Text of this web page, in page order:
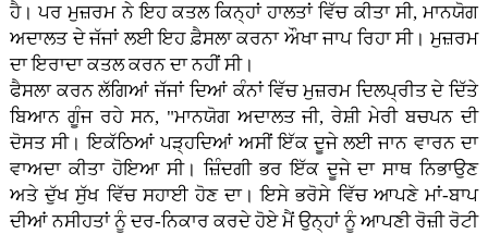
ਹੈ। ਪਰ ਮੁਜ਼ਰਮ ਨੇ ਇਹ ਕਤਲ ਕਿਨ੍ਹਾਂ ਹਾਲਤਾਂ ਵਿੱਚ ਕੀਤਾ ਸੀ, ਮਾਨਯੋਗ
ਅਦਾਲਤ ਦੇ ਜੱਜਾਂ ਲਈ ਇਹ ਫ਼ੈਸਲਾ ਕਰਨਾ ਔਖਾ ਜਾਪ ਰਿਹਾ ਸੀ। ਮੁਜ਼ਰਮ
ਦਾ ਇਰਾਦਾ ਕਤਲ ਕਰਨ ਦਾ ਨਹੀਂ ਸੀ।
ਫੈਸਲਾ ਕਰਨ ਲੱਗਿਆਂ ਜੱਜਾਂ ਦਿਆਂ ਕੰਨਾਂ ਵਿੱਚ ਮੁਜ਼ਰਮ ਦਿਲਪ੍ਰੀਤ ਦੇ ਦਿੱਤੇ
ਬਿਆਨ ਗੂੰਜ ਰਹੇ ਸਨ, "ਮਾਨਯੋਗ ਅਦਾਲਤ ਜੀ, ਰੇਸ਼ੀ ਮੇਰੀ ਬਚਪਨ ਦੀ
ਦੋਸਤ ਸੀ। ਇਕੱਠਿਆਂ ਪੜ੍ਹਦਿਆਂ ਅਸੀਂ ਇੱਕ ਦੂਜੇ ਲਈ ਜਾਨ ਵਾਰਨ ਦਾ
ਵਾਅਦਾ ਕੀਤਾ ਹੋਇਆ ਸੀ। ਜ਼ਿੰਦਗੀ ਭਰ ਇੱਕ ਦੂਜੇ ਦਾ ਸਾਥ ਨਿਭਾਉਣ
ਅਤੇ ਦੁੱਖ ਸੁੱਖ ਵਿੱਚ ਸਹਾਈ ਹੋਣ ਦਾ। ਇਸੇ ਭਰੋਸੇ ਵਿੱਚ ਆਪਣੇ ਮਾਂ-ਬਾਪ
ਦੀਆਂ ਨਸੀਹਤਾਂ ਨੂੰ ਦਰ-ਨਿਕਾਰ ਕਰਦੇ ਹੋਏ ਮੈਂ ਉਨ੍ਹਾਂ ਨੂੰ ਆਪਣੀ ਰੋਜ਼ੀ ਰੋਟੀ